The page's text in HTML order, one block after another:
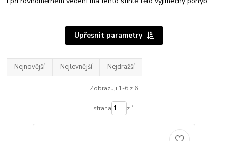
Upřesnit parametry
Nejnovější Nejlevnější Nejdražší
Zobrazuji 1-6 z 6
strana z 1